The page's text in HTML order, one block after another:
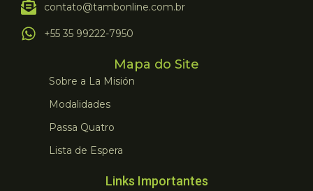
contato@tambonline.com.br
+55 35 99222-7950
Mapa do Site
Sobre a La Misión
Modalidades
Passa Quatro
Lista de Espera
Links Importantes